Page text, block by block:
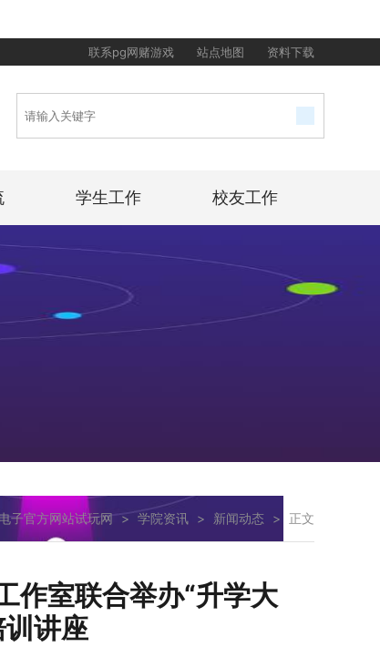
资料下载
站点地图
联系pg网赌游戏
学生工作 校友工作
子官方网站试玩网 > 学院资讯 > 新闻动态 > 正文
作室联合举办“升学大
讲座